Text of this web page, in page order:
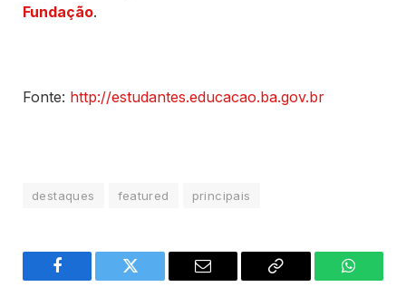
Fundação.
Fonte: http://estudantes.educacao.ba.gov.br
destaques featured principais
Facebook Twitter Email
Copy